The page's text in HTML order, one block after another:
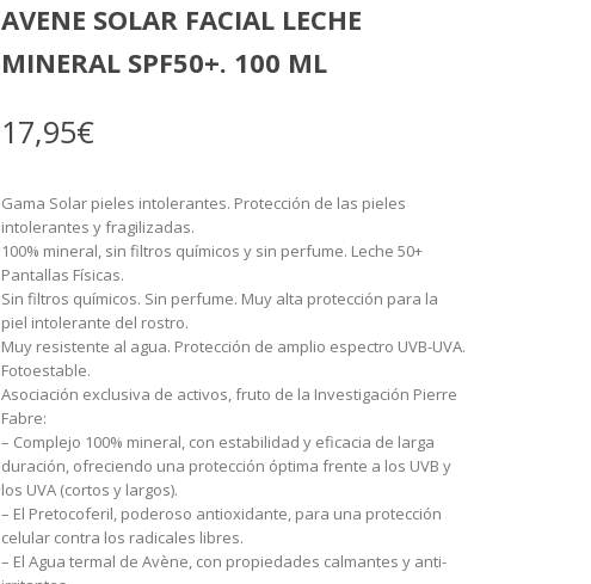
AVENE SOLAR FACIAL LECHE
MINERAL SPF50+. 100 ML
17,95€
Gama Solar pieles intolerantes. Protección de las pieles
intolerantes y fragilizadas.
100% mineral, sin filtros químicos y sin perfume. Leche 50+
Pantallas Físicas.
Sin filtros químicos. Sin perfume. Muy alta protección para la
piel intolerante del rostro.
Muy resistente al agua. Protección de amplio espectro UVB-UVA.
Fotoestable.
Asociación exclusiva de activos, fruto de la Investigación Pierre
Fabre:
– Complejo 100% mineral, con estabilidad y eficacia de larga
duración, ofreciendo una protección óptima frente a los UVB y
los UVA (cortos y largos).
– El Pretocoferil, poderoso antioxidante, para una protección
celular contra los radicales libres.
– El Agua termal de Avène, con propiedades calmantes y anti-